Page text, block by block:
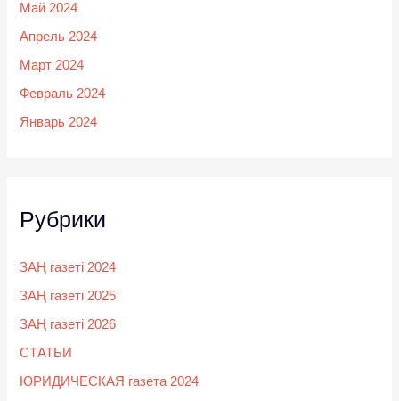
Май 2024
Апрель 2024
Март 2024
Февраль 2024
Январь 2024
Рубрики
ЗАҢ газеті 2024
ЗАҢ газеті 2025
ЗАҢ газеті 2026
СТАТЬИ
ЮРИДИЧЕСКАЯ газета 2024